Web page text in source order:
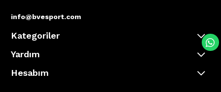
info@bvesport.com
Kategoriler
Yardım
Hesabım